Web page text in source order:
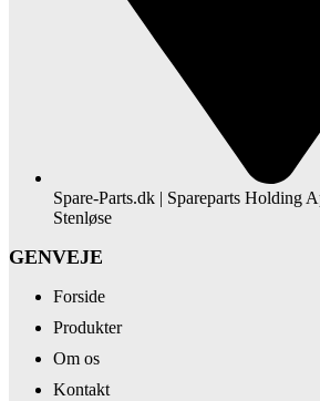
Spare-Parts.dk | Spareparts Holding
Stenløse
GENVEJE
Forside
Produkter
Om os
Kontakt